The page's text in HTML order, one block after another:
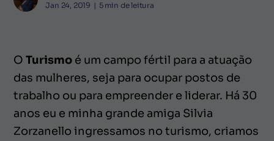
Jan 24, 2019 | 5 min de leitura
OTurismo é um campo fértil para a atuação
das mulheres, seja para ocupar postos de
trabalho ou para empreender e liderar. Há 30
anos eu e minha grande amiga Silvia
Zorzanello ingressamos no turismo, criamos